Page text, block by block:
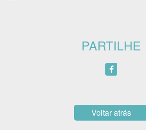
PARTILHE
Voltar atrás